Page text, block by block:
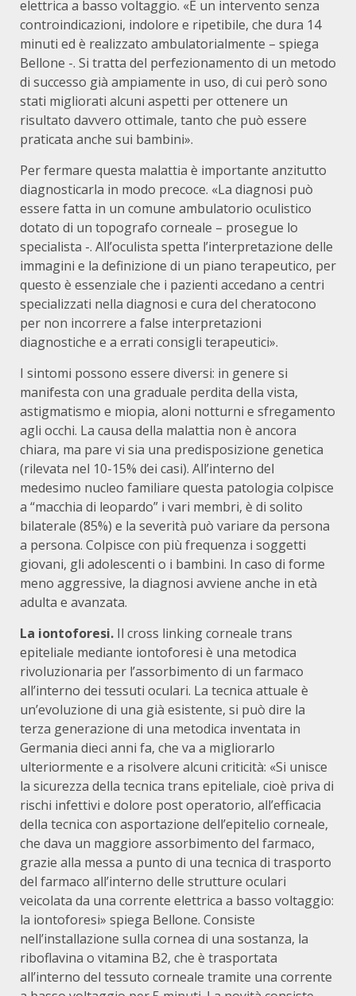
elettrica a basso voltaggio. «È un intervento senza
controindicazioni, indolore e ripetibile, che dura 14
minuti ed è realizzato ambulatorialmente – spiega
Bellone -. Si tratta del perfezionamento di un metodo
di successo già ampiamente in uso, di cui però sono
stati migliorati alcuni aspetti per ottenere un
risultato davvero ottimale, tanto che può essere
praticata anche sui bambini».
Per fermare questa malattia è importante anzitutto
diagnosticarla in modo precoce. «La diagnosi può
essere fatta in un comune ambulatorio oculistico
dotato di un topografo corneale – prosegue lo
specialista -. All’oculista spetta l’interpretazione delle
immagini e la definizione di un piano terapeutico, per
questo è essenziale che i pazienti accedano a centri
specializzati nella diagnosi e cura del cheratocono
per non incorrere a false interpretazioni
diagnostiche e a errati consigli terapeutici».
I sintomi possono essere diversi: in genere si
manifesta con una graduale perdita della vista,
astigmatismo e miopia, aloni notturni e sfregamento
agli occhi. La causa della malattia non è ancora
chiara, ma pare vi sia una predisposizione genetica
(rilevata nel 10-15% dei casi). All’interno del
medesimo nucleo familiare questa patologia colpisce
a “macchia di leopardo” i vari membri, è di solito
bilaterale (85%) e la severità può variare da persona
a persona. Colpisce con più frequenza i soggetti
giovani, gli adolescenti o i bambini. In caso di forme
meno aggressive, la diagnosi avviene anche in età
adulta e avanzata.
La iontoforesi. Il cross linking corneale trans
epiteliale mediante iontoforesi è una metodica
rivoluzionaria per l’assorbimento di un farmaco
all’interno dei tessuti oculari. La tecnica attuale è
un’evoluzione di una già esistente, si può dire la
terza generazione di una metodica inventata in
Germania dieci anni fa, che va a migliorarlo
ulteriormente e a risolvere alcuni criticità: «Si unisce
la sicurezza della tecnica trans epiteliale, cioè priva di
rischi infettivi e dolore post operatorio, all’efficacia
della tecnica con asportazione dell’epitelio corneale,
che dava un maggiore assorbimento del farmaco,
grazie alla messa a punto di una tecnica di trasporto
del farmaco all’interno delle strutture oculari
veicolata da una corrente elettrica a basso voltaggio:
la iontoforesi» spiega Bellone. Consiste
nell’installazione sulla cornea di una sostanza, la
riboflavina o vitamina B2, che è trasportata
all’interno del tessuto corneale tramite una corrente